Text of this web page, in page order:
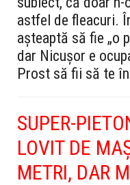
astfel de fleacuri.
așteaptă să fie „o
dar Nicușor e
Prost să fii să te
SUPER-
LOVIT DE
METRI, DAR